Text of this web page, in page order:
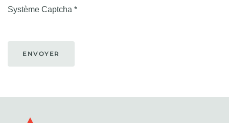
Système Captcha *
ENVOYER